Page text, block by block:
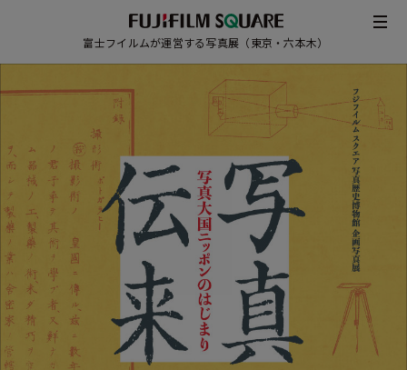
富士フイルムが運営する写真展（東京・六本木）
JAPANESE / ENGLISH